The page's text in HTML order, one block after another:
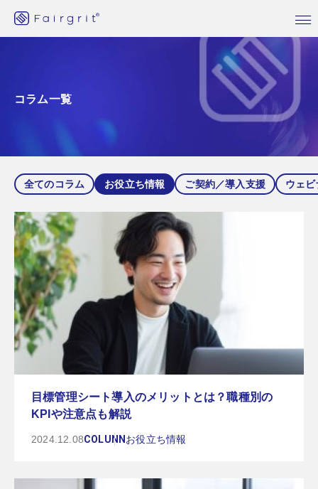
コラム一覧
全てのコラム お役立ち情報 ご契約／導入支援 ウェ
目標管理シート導入のメリットとは？職種別の
KPIや注意点も解説
2024.12.08COLUNN お役立ち情報